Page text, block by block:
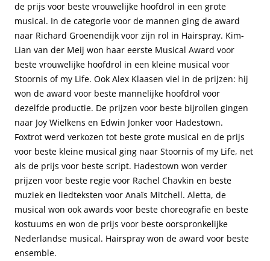
de prijs voor beste vrouwelijke hoofdrol in een grote
musical. In de categorie voor de mannen ging de award
naar Richard Groenendijk voor zijn rol in Hairspray. Kim-
Lian van der Meij won haar eerste Musical Award voor
beste vrouwelijke hoofdrol in een kleine musical voor
Stoornis of my Life. Ook Alex Klaasen viel in de prijzen: hij
won de award voor beste mannelijke hoofdrol voor
dezelfde productie. De prijzen voor beste bijrollen gingen
naar Joy Wielkens en Edwin Jonker voor Hadestown.
Foxtrot werd verkozen tot beste grote musical en de prijs
voor beste kleine musical ging naar Stoornis of my Life, net
als de prijs voor beste script. Hadestown won verder
prijzen voor beste regie voor Rachel Chavkin en beste
muziek en liedteksten voor Anaïs Mitchell. Aletta, de
musical won ook awards voor beste choreografie en beste
kostuums en won de prijs voor beste oorspronkelijke
Nederlandse musical. Hairspray won de award voor beste
ensemble.